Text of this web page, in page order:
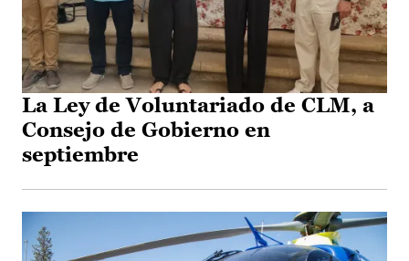
La Ley de Voluntariado de CLM, a
Consejo de Gobierno en
septiembre